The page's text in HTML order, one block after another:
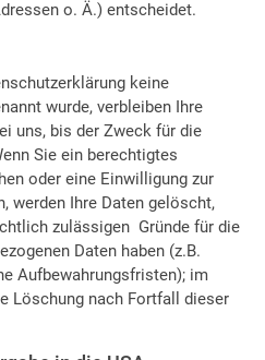
o. Ä.) entscheidet.
keine
wurde, verbleiben Ihre
uns, bis der Zweck für die
Sie ein berechtigtes
oder eine Einwilligung zur
werden Ihre Daten gelöscht,
zulässigen Gründe für die
Daten haben (z.B.
Aufbewahrungsfristen); im
Löschung nach Fortfall dieser